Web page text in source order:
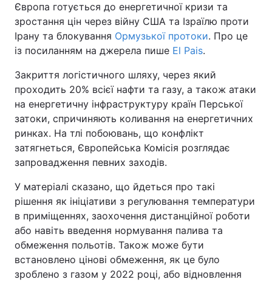
Європа готується до енергетичної кризи та
зростання цін через війну США та Ізраїлю проти
Ірану та блокування Ормузької протоки. Про це
із посиланням на джерела пише El Pais.
Закриття логістичного шляху, через який
проходить 20% всієї нафти та газу, а також атаки
на енергетичну інфраструктуру країн Перської
затоки, спричиняють коливання на енергетичних
ринках. На тлі побоювань, що конфлікт
затягнеться, Європейська Комісія розглядає
запровадження певних заходів.
У матеріалі сказано, що йдеться про такі
рішення як ініціативи з регулювання температури
в приміщеннях, заохочення дистанційної роботи
або навіть введення нормування палива та
обмеження польотів. Також може бути
встановлено цінові обмеження, як це було
зроблено з газом у 2022 році, або відновлення